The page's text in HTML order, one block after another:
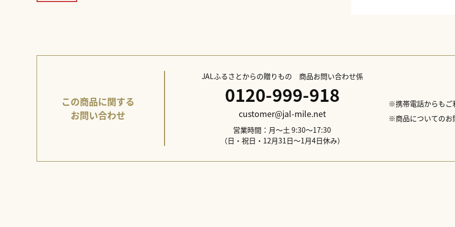
この商品に関する
お問い合わせ
JALふるさとからの贈りもの 商品お問い合わせ係
0120-999-918
customer@jal-mile.net
営業時間：月～土 9:30～17:30
（日・祝日・12月31日～1月4日休み）
※携帯電話からもご
※商品についてのお